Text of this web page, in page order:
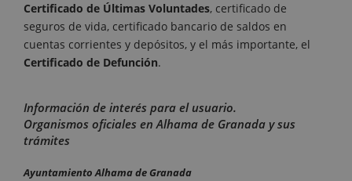
Certificado de Últimas Voluntades, certificado de
seguros de vida, certificado bancario de saldos en
cuentas corrientes y depósitos, y el más importante, el
Certificado de Defunción.
Información de interés para el usuario.
Organismos oficiales en Alhama de Granada y sus
trámites
Ayuntamiento Alhama de Granada